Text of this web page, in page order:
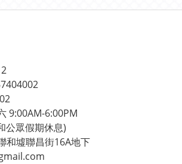
9:00AM-6:00PM
假期休息)
和墟聯昌街16A地下